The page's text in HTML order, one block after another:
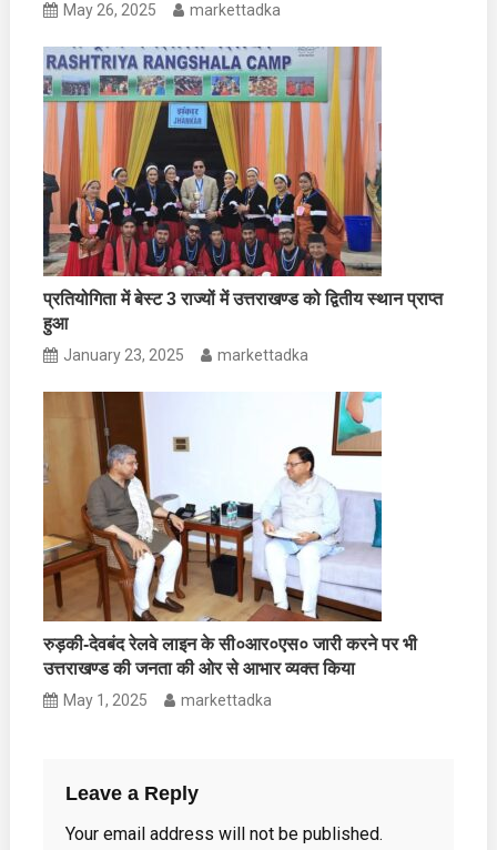
May 26, 2025 markettadka
प्रतियोगिता में बेस्ट 3 राज्यों में उत्तराखण्ड को द्वितीय स्थान प्राप्त
हुआ
January 23, 2025 markettadka
रुड़की-देवबंद रेलवे लाइन के सी०आर०एस० जारी करने पर भी
उत्तराखण्ड की जनता की ओर से आभार व्यक्त किया
May 1, 2025 markettadka
Leave a Reply
Your email address will not be published.